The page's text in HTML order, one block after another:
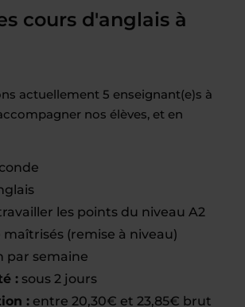
cours d'anglais à
actuellement 5 enseignant(e)s à
nos élèves, et en
les points du niveau A2
(remise à niveau)
par semaine
: sous 2 jours
: entre 20,30€ et 23,85€ brut